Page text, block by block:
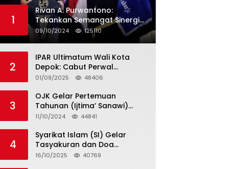
1
Rivan A. Purwantono:
Tekankan Semangat Sinergi
dan Kolaborasi dalam
Rakernas Serikat Pekerja Jasa
09/10/2024 125110
2
IPAR Ultimatum Wali Kota
Depok: Cabut Perwal
Tunjangan DPRD Rp40 Juta
Aksi Rakyat
01/09/2025 48406
3
OJK Gelar Pertemuan
Tahunan (Ijtima’ Sanawi)
Dewan Pengawas Syariah
11/10/2024 44841
4
Syarikat Islam (SI) Gelar
Tasyakuran dan Doa
Bersama Organisasi
16/10/2025 40769